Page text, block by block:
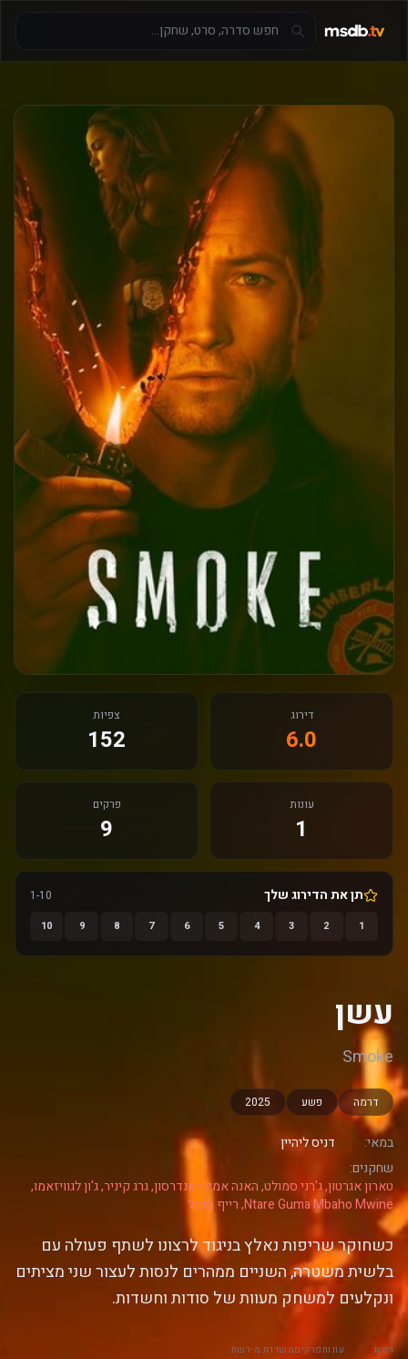
דירוג
6.0
צפיות
152
עונות
1
פרקים
9
תן את הדירוג שלך 1-10
1
2
3
4
5
6
7
8
9
10
עשן
Smoke
דרמה פשע 2025
במאי:
דניס ליהיין
שחקנים:
טארון אגרטון, ג'רני סמולט, האנה אמילי אנדרסון, גרג קיניר, ג'ון לגוויזאמו,
Ntare Guma Mbaho Mwine, רייף ספול
כשחוקר שריפות נאלץ בניגוד לרצונו לשתף פעולה עם
בלשית משטרה, השניים ממהרים לנסות לעצור שני מציתים
ונקלעים למשחק מעוות של סודות וחשדות.
דירוג עונותפרקיםמשדרת מ-רשת